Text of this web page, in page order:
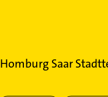
Homburg Saar